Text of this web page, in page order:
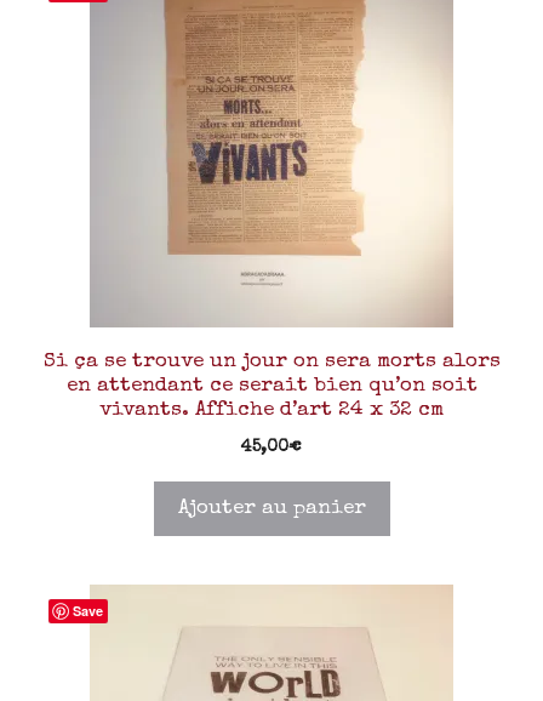
Si ça se trouve un jour on sera morts alors
en attendant ce serait bien qu’on soit
vivants. Affiche d’art 24 x 32 cm
45,00€
Ajouter au panier
Save